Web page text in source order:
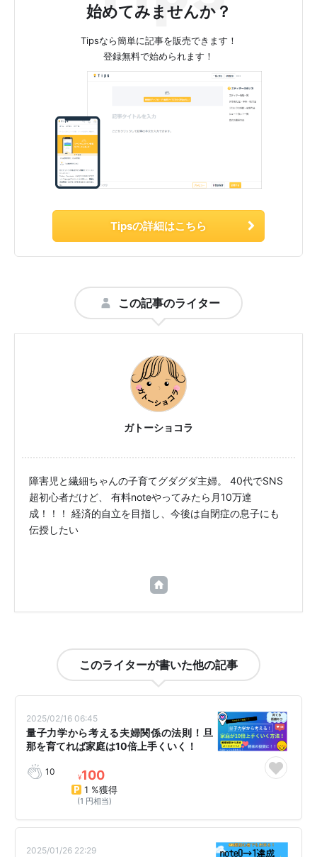
始めてみませんか？
Tipsなら簡単に記事を販売できます！
登録無料で始められます！
Tipsの詳細はこちら
この記事のライター
ガトーショコラ
障害児と繊細ちゃんの子育てグダグダ主婦。 40代でSNS
超初心者だけど、 有料noteやってみたら月10万達
成！！！ 経済的自立を目指し、今後は自閉症の息子にも
伝授したい🌟
このライターが書いた他の記事
2025/02/16 06:45
量子力学から考える夫婦関係の法則！旦
那を育てれば家庭は10倍上手くいく！
10 ¥100
1 %獲得
(1 円相当)
2025/01/26 22:29